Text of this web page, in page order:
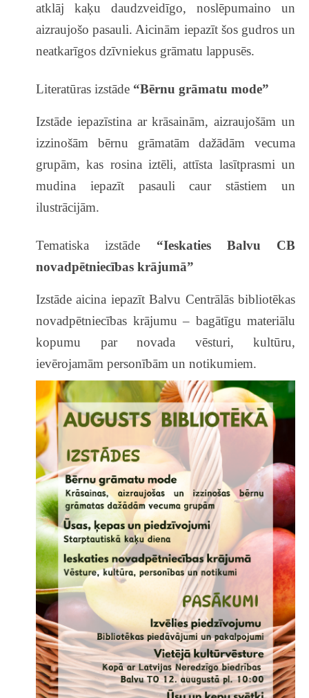
atklāj kaķu daudzveidīgo, noslēpumaino un
aizraujošo pasauli. Aicinām iepazīt šos gudros un
neatkarīgos dzīvniekus grāmatu lappusēs.
Literatūras izstāde “Bērnu grāmatu mode”
Izstāde iepazīstina ar krāsainām, aizraujošām un
izzinošām bērnu grāmatām dažādām vecuma
grupām, kas rosina iztēli, attīsta lasītprasmi un
mudina iepazīt pasauli caur stāstiem un
ilustrācijām.
Tematiska izstāde “Ieskaties Balvu CB
novadpētniecības krājumā”
Izstāde aicina iepazīt Balvu Centrālās bibliotēkas
novadpētniecības krājumu – bagātīgu materiālu
kopumu par novada vēsturi, kultūru,
ievērojamām personībām un notikumiem.